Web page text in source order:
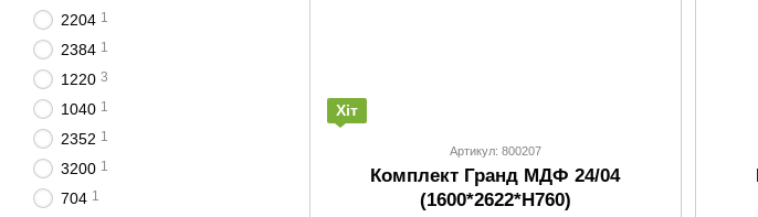
Хіт
Артикул: 800207
Комплект Гранд МДФ 24/04
(1600*2622*H760)
2204 1
2384 1
1220 3
1040 1
2352 1
3200 1
704 1